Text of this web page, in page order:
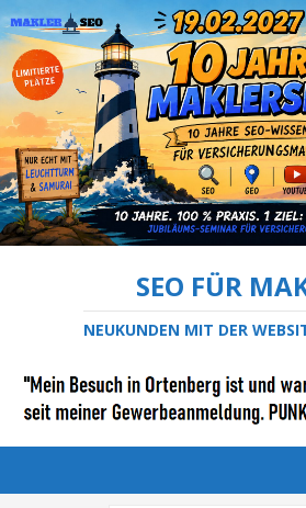
SEO FÜR
NEUKUNDEN MIT DER